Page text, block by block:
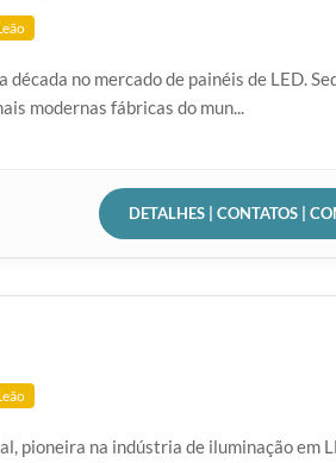
no mercado de painéis de LED.
modernas fábricas do mun...
DETALHES | CONTATOS |
pioneira na indústria de iluminação em